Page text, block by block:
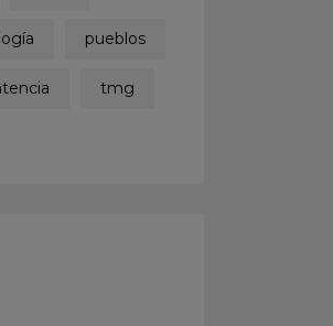
pueblos
tmg